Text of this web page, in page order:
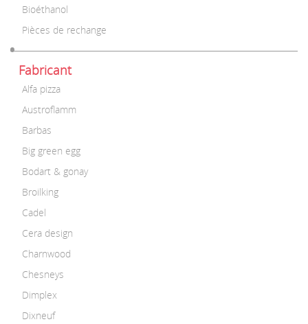
Bioéthanol
Pièces de rechange
Fabricant
Alfa pizza
Austroflamm
Barbas
Big green egg
Bodart & gonay
Broilking
Cadel
Cera design
Charnwood
Chesneys
Dimplex
Dixneuf